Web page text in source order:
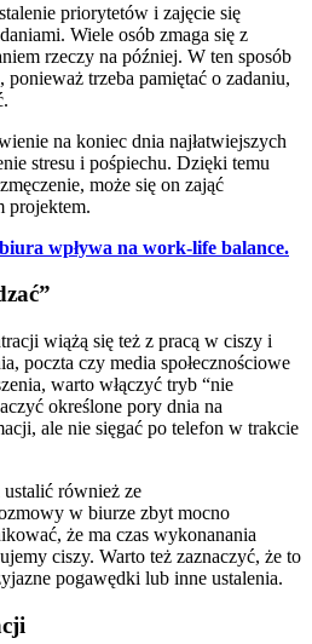
priorytetów i zajęcie się
Wiele osób zmaga się z
rzeczy na później. W ten sposób
trzeba pamiętać o zadaniu,
na koniec dnia najłatwiejszych
stresu i pośpiechu. Dzięki temu
może się on zająć
projektem.
wpływa na work-life balance.
wiążą się też z pracą w ciszy i
poczta czy media społecznościowe
warto włączyć tryb “nie
określone pory dnia na
ale nie sięgać po telefon w trakcie
również ze
w biurze zbyt mocno
że ma czas wykonanania
ciszy. Warto też zaznaczyć, że to
pogawędki lub inne ustalenia.